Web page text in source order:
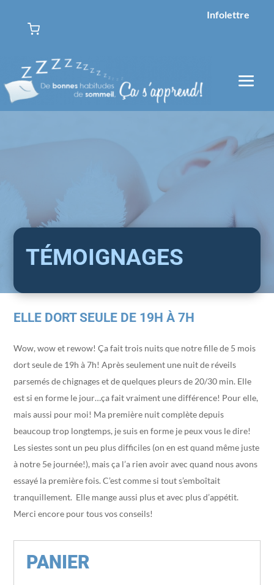
Infolettre
TÉMOIGNAGES
ELLE DORT SEULE DE 19H À 7H
Wow, wow et rewow! Ça fait trois nuits que notre fille de 5 mois
dort seule de 19h à 7h! Après seulement une nuit de réveils
parsemés de chignages et de quelques pleurs de 20/30 min. Elle
est si en forme le jour…ça fait vraiment une différence! Pour elle,
mais aussi pour moi! Ma première nuit complète depuis
beaucoup trop longtemps, je suis en forme je peux vous le dire!
Les siestes sont un peu plus difficiles (on en est quand même juste
à notre 5e journée!), mais ça l’a rien avoir avec quand nous avons
essayé la première fois. C’est comme si tout s’emboîtait
tranquillement. Elle mange aussi plus et avec plus d’appétit.
Merci encore pour tous vos conseils!
PANIER